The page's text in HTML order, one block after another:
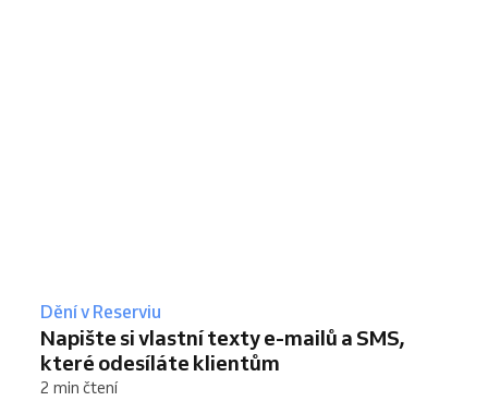
Dění v Reserviu
Napište si vlastní texty e-mailů a SMS,
které odesíláte klientům
2 min čtení